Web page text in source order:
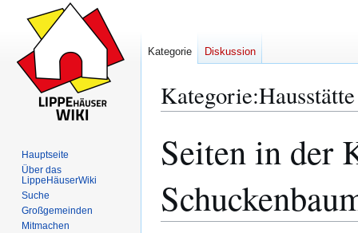
Kategorie:
Navigation
Suche
Seiten in der
Kategorie Diskussion
Hauptseite
Über das
LippeHäuserWiki
Suche
Großgemeinden
Mitmachen